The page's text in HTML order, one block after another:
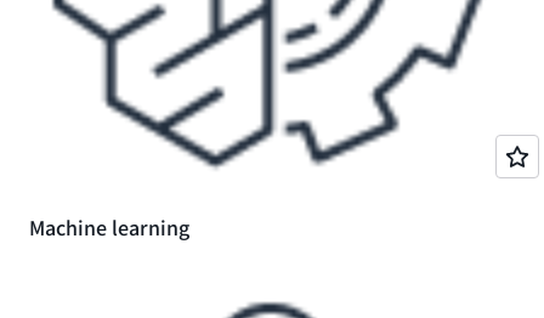
Machine learning